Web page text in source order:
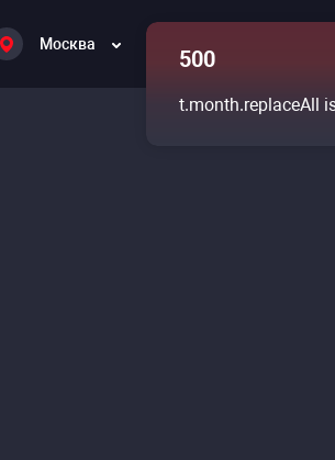
Москва
500
t.month.replaceAll